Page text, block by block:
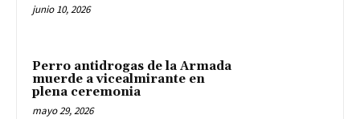
junio 10, 2026
Perro antidrogas de la Armada
muerde a vicealmirante en
plena ceremonia
mayo 29, 2026